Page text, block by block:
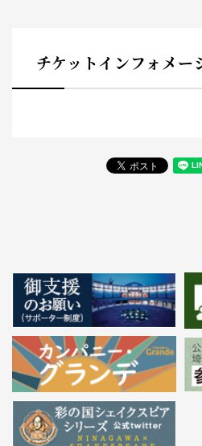
チケットインフォメー